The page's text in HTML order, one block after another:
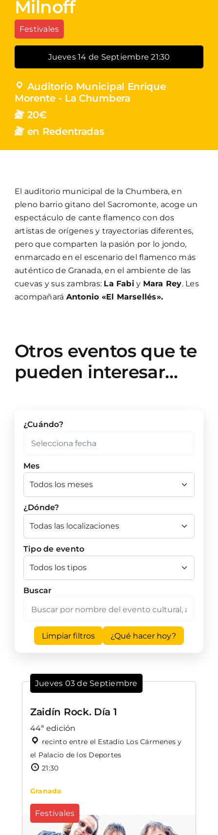
Milnoff
Festivales
Jueves 14 de Septiembre 21:30
Auditorio Municipal Enrique
Morente - La Chumbera
20€
en Redentradas
El auditorio municipal de la Chumbera, en
pleno barrio gitano del Sacromonte, acoge un
espectáculo de cante flamenco con dos
artistas de orígenes y trayectorias diferentes,
pero que comparten la pasión por lo jondo,
enmarcado en el escenario del flamenco más
auténtico de Granada, en el ambiente de las
cuevas y sus zambras: La Fabi y Mara Rey. Les
acompañará Antonio «El Marsellés».
Otros eventos que te
pueden interesar…
¿Cuándo?
Mes
¿Dónde?
Tipo de evento
Buscar
Limpiar filtros ¿Qué hacer hoy?
Jueves 03 de Septiembre
Zaidín Rock. Día 1
44ª edición
recinto entre el Estadio Los Cármenes y
el Palacio de los Deportes
21:30
Granada
Festivales